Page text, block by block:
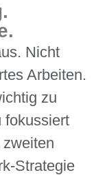
Nicht
Arbeiten.
zu
fokussiert
Strategie